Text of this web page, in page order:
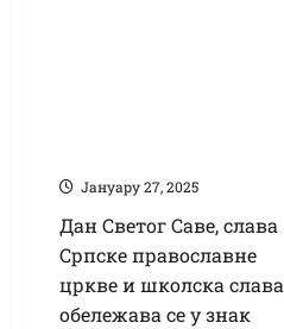
Јануарy 27, 2025
Дан Светог Саве, слава
Српске православне
цркве и школска слава
обележава се у знак